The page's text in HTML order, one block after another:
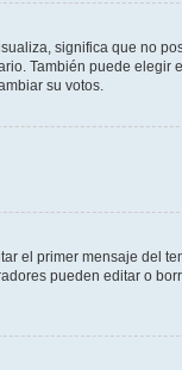
significa que no
También puede elegir
su votos.
el primer mensaje del
pueden editar o